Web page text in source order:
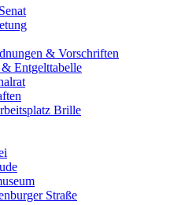
& Vorschriften
Entgelttabelle
Brille
Straße